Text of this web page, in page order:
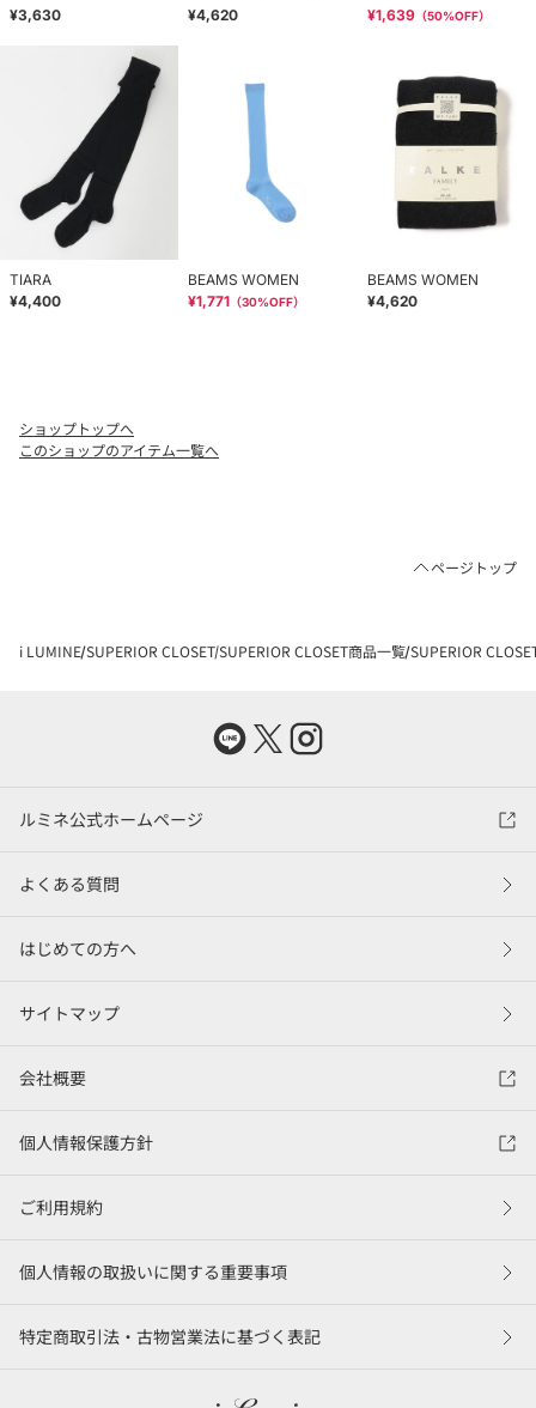
ショップトップへ
このショップのアイテム一覧へ
ページトップ
i LUMINE SUPERIOR CLOSET SUPERIOR CLOSET商品一覧 SUPERIOR
ルミネ公式ホームページ
よくある質問
はじめての方へ
サイトマップ
会社概要
個人情報保護方針
ご利用規約
個人情報の取扱いに関する重要事項
特定商取引法・古物営業法に基づく表記